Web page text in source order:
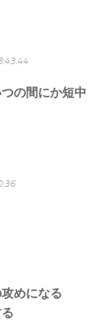
の間にか短中
めになる